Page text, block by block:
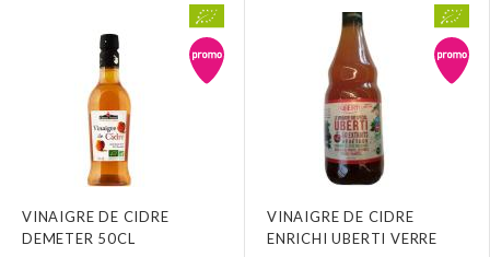
VINAIGRE DE CIDRE
DEMETER 50CL
VINAIGRE DE CIDRE
ENRICHI UBERTI VERRE